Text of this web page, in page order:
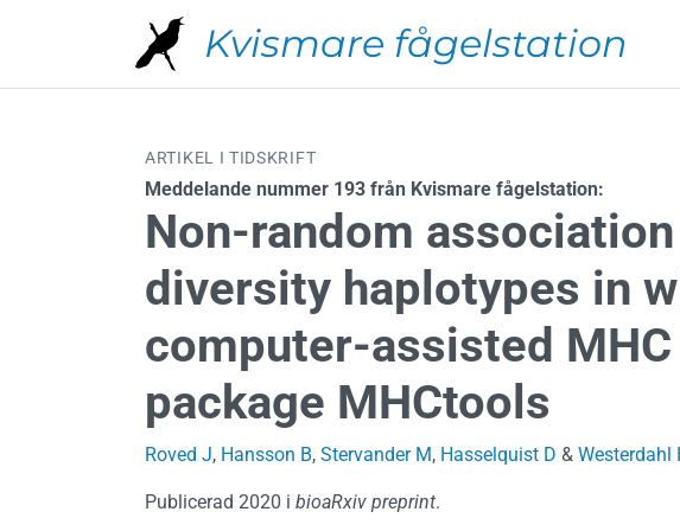
Hoppa till huvudinnehåll
Kvismare fågelstation
ARTIKEL I TIDSKRIFT
Meddelande nummer 193 från Kvismare fågelstation:
Non-random
diversity haplotypes in
computer-assisted
package MHCtools
Roved J, Hansson B, Stervander M, Hasselquist D & Westerdahl
Publicerad 2020 i bioaRxiv preprint.